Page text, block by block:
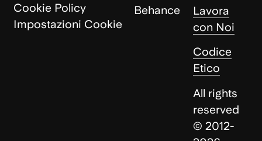
Cookie Policy
Impostazioni Cookie
Behance
Lavora
con Noi
Codice
Etico
All rights
reserved
© 2012-